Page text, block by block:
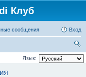
Клуб
сообщения Вход
ои
Язык: